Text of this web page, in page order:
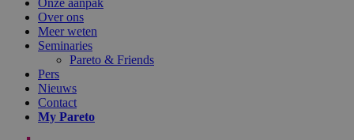
Over ons
Meer weten
Seminaries
Pareto & Friends
Pers
Nieuws
Contact
My Pareto